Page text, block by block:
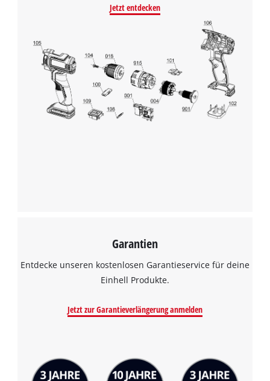
Jetzt entdecken
Garantien
Entdecke unseren kostenlosen Garantieservice für deine
Einhell Produkte.
Jetzt zur Garantieverlängerung anmelden